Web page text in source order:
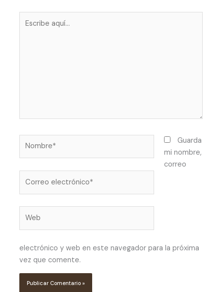
aquí...
electrónico*
Guarda
mi nombre,
correo
electrónico y web en este navegador para la próxima
vez que comente.